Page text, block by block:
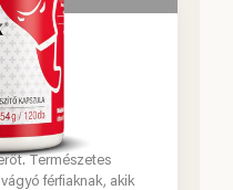
Természetes
férfiaknak, akik